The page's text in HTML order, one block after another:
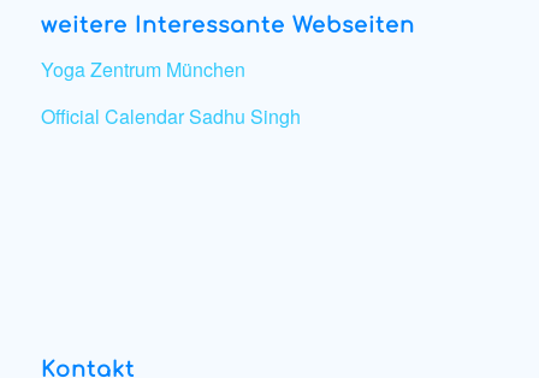
weitere Interessante Webseiten
Yoga Zentrum München
Official Calendar Sadhu Singh
Kontakt